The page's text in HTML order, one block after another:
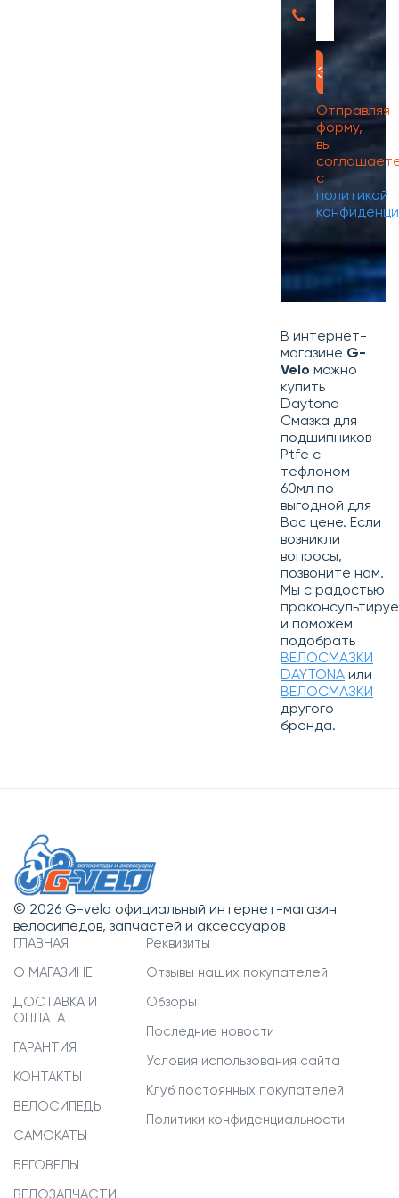
Отправляя
форму,
вы
с
политикой
В интернет-
магазине G-
Velo можно
купить
Daytona
Смазка для
подшипников
Ptfe с
тефлоном
60мл по
выгодной для
Вас цене. Если
возникли
вопросы,
позвоните нам.
Мы с радостью
и поможем
подобрать
ВЕЛОСМАЗКИ
DAYTONA или
ВЕЛОСМАЗКИ
другого
бренда.
© 2026 G-velo официальный интернет-магазин
велосипедов, запчастей и аксессуаров
ГЛАВНАЯ
О МАГАЗИНЕ
ДОСТАВКА И
ОПЛАТА
ГАРАНТИЯ
КОНТАКТЫ
ВЕЛОСИПЕДЫ
САМОКАТЫ
БЕГОВЕЛЫ
ВЕЛОЗАПЧАСТИ
Реквизиты
Отзывы наших покупателей
Обзоры
Последние новости
Условия использования сайта
Клуб постоянных покупателей
Политики конфиденциальности